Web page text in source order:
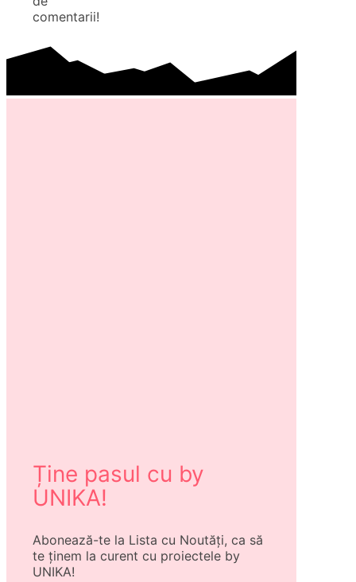
comentarii!
Ține pasul cu by
UNIKA!
Abonează-te la Lista cu Noutăți, ca să
te ținem la curent cu proiectele by
UNIKA!